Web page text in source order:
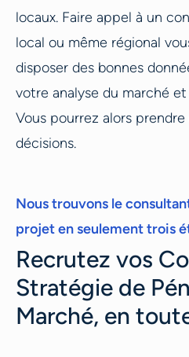
locaux. Faire appel à un
local ou même régional
disposer des bonnes
votre analyse du marché
Vous pourrez alors
décisions.
Nous trouvons le
projet en seulement trois
Recrutez vos
Stratégie de
Marché, en